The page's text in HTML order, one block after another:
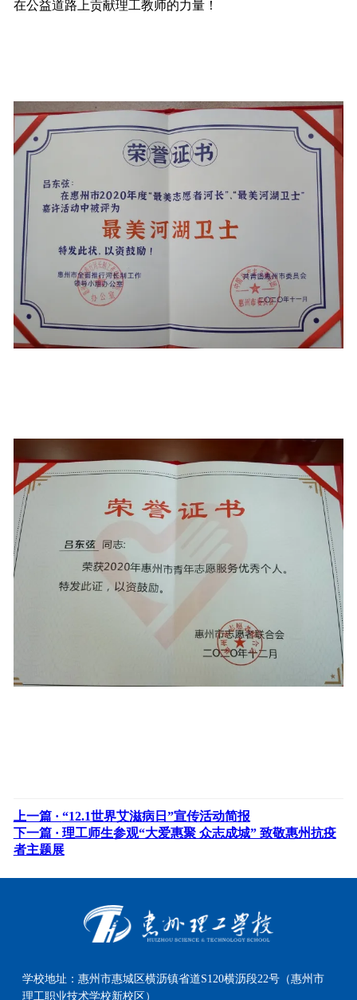
在公益道路上贡献理工教师的力量！
上一篇 · “12.1世界艾滋病日”宣传活动简报
下一篇 · 理工师生参观“大爱惠聚 众志成城” 致敬惠州抗疫
者主题展
学校地址：惠州市惠城区横沥镇省道S120横沥段22号（惠州市
理工职业技术学校新校区）